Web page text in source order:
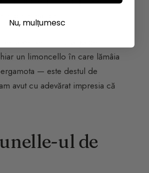
pete maronii.
la verde închis la galben
un limoncello în care lămâia
— este destul de
avut cu adevărat impresia că
ul de
Nu, mulțumesc